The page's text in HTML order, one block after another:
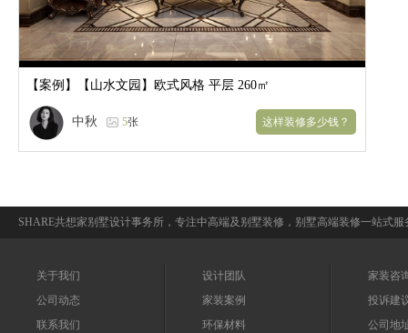
【案例】 【山水文园】欧式风格 平层 260㎡
中秋 5张
SHARE共想家别墅设计事务所，专注中高端及别墅装修，别墅高端装修一站式
关于我们
公司动态
联系我们
设计团队
家装案例
环保材料
家装咨
投诉建
公司地